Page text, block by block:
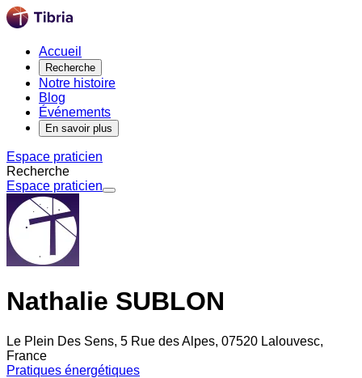
Accueil
Recherche
Notre histoire
Blog
Événements
En savoir plus
Espace praticien
Recherche
Espace praticien
Nathalie SUBLON
Le Plein Des Sens, 5 Rue des Alpes, 07520 Lalouvesc,
France
Pratiques énergétiques